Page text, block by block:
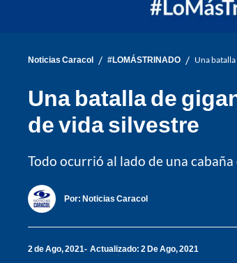
Noticias Caracol / #LOMÁSTRINADO / Una
Una batalla de
de vida silvestre
Todo ocurrió al lado de una
Por: Noticias Caracol
2 de Ago, 2021 Actualizado: 2 De Ago, 2021